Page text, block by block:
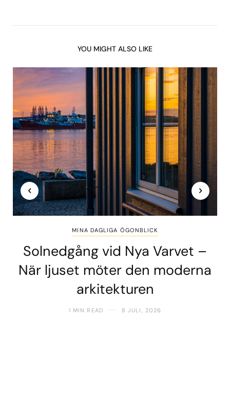
YOU MIGHT ALSO LIKE
MINA DAGLIGA ÖGONBLICK
Solnedgång vid Nya Varvet –
När ljuset möter den moderna
arkitekturen
1 MIN READ 8 JULI, 2026